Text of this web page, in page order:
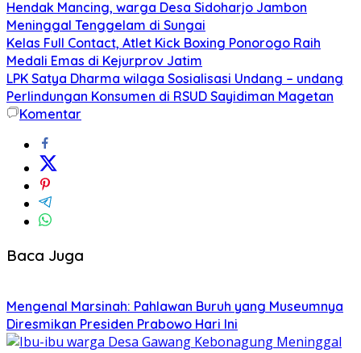
Hendak Mancing, warga Desa Sidoharjo Jambon
Meninggal Tenggelam di Sungai
Kelas Full Contact, Atlet Kick Boxing Ponorogo Raih
Medali Emas di Kejurprov Jatim
LPK Satya Dharma wilaga Sosialisasi Undang – undang
Perlindungan Konsumen di RSUD Sayidiman Magetan
Komentar
Baca Juga
Mengenal Marsinah: Pahlawan Buruh yang Museumnya
Diresmikan Presiden Prabowo Hari Ini